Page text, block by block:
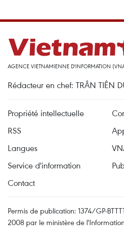
AGENCE VIETNAMIENNE D'INFORMATION
Rédacteur en chef: TRÂN TIÊN
Propriété intellectuelle
RSS
Langues
Service d'information
Contact
Permis de publication: 1374/GP-
2008 par le ministère de